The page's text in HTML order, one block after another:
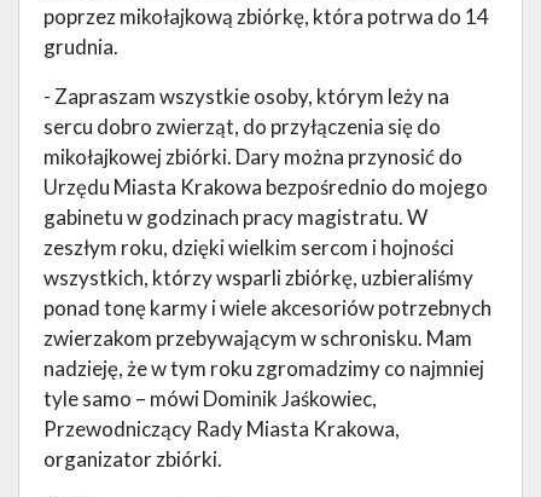
poprzez mikołajkową zbiórkę, która potrwa do 14
grudnia.
- Zapraszam wszystkie osoby, którym leży na
sercu dobro zwierząt, do przyłączenia się do
mikołajkowej zbiórki. Dary można przynosić do
Urzędu Miasta Krakowa bezpośrednio do mojego
gabinetu w godzinach pracy magistratu. W
zeszłym roku, dzięki wielkim sercom i hojności
wszystkich, którzy wsparli zbiórkę, uzbieraliśmy
ponad tonę karmy i wiele akcesoriów potrzebnych
zwierzakom przebywającym w schronisku. Mam
nadzieję, że w tym roku zgromadzimy co najmniej
tyle samo – mówi Dominik Jaśkowiec,
Przewodniczący Rady Miasta Krakowa,
organizator zbiórki.